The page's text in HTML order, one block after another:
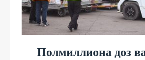
Полмиллиона доз